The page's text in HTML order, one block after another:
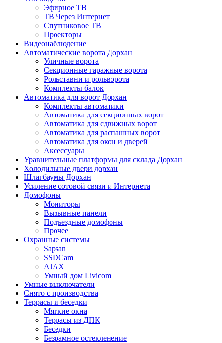
Эфирное ТВ
ТВ Через Интернет
Спутниковое ТВ
Проекторы
Видеонаблюдение
Автоматические ворота Дорхан
Уличные ворота
Секционные гаражные ворота
Рольставни и рольворота
Комплекты балок
Автоматика для ворот Дорхан
Комплекты автоматики
Автоматика для секционных ворот
Автоматика для сдвижных ворот
Автоматика для распашных ворот
Автоматика для окон и дверей
Аксессуары
Уравнительные платформы для склада Дорхан
Холодильные двери дорхан
Шлагбаумы Дорхан
Усиление сотовой связи и Интернета
Домофоны
Мониторы
Вызывные панели
Подъездные домофоны
Прочее
Охранные системы
Sapsan
SSDCam
AJAX
Умный дом Livicom
Умные выключатели
Снято с производства
Террасы и беседки
Мягкие окна
Террасы из ДПК
Беседки
Безрамное остекленение